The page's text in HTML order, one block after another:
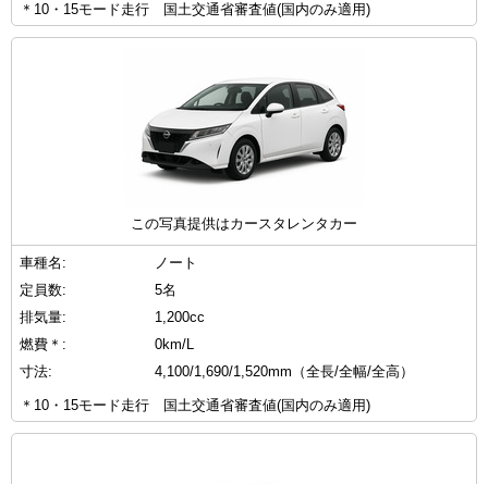
＊10・15モード走行 国土交通省審査値(国内のみ適用)
この写真提供はカースタレンタカー
車種名:
ノート
定員数:
5名
排気量:
1,200cc
燃費＊:
0km/L
寸法:
4,100/1,690/1,520mm（全長/全幅/全高）
＊10・15モード走行 国土交通省審査値(国内のみ適用)